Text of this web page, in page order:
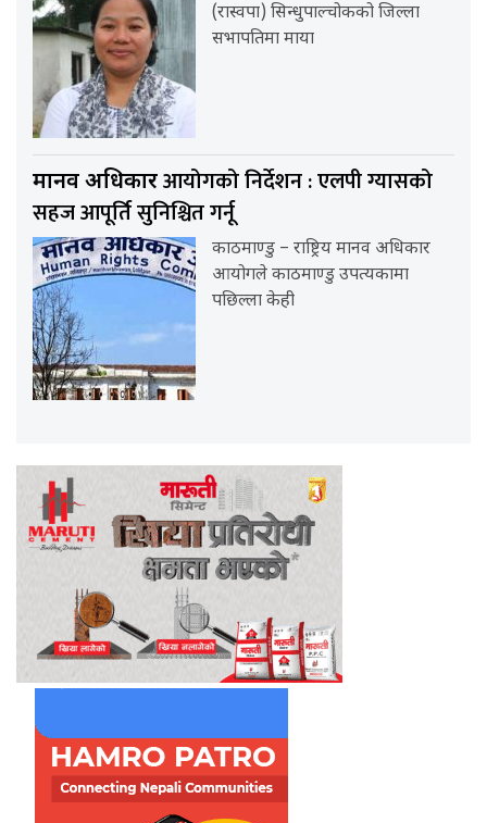
(रास्वपा) सिन्धुपाल्चोकको जिल्ला
सभापतिमा माया
मानव अधिकारआयोगको निर्देशन : एलपी ग्यासको
सहज आपूर्ति सुनिश्चित गर्नू
काठमाण्डु – राष्ट्रिय मानव अधिकार
आयोगले काठमाण्डु उपत्यकामा
पछिल्ला केही